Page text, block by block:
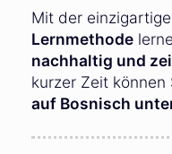
Mit der
Lernmethode
nachhaltig und
kurzer Zeit können
auf Bosnisch